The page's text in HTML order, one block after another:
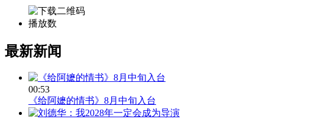
播放数
最新新闻
00:53
《给阿嬷的情书》8月中旬入台